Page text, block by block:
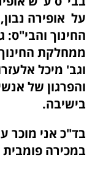
על אופירה
החינוך והבי"ס:
ממחלקת
וגב' מיכל
והפרגון של
בישיבה.
בד"כ אני מוכר
במכירה